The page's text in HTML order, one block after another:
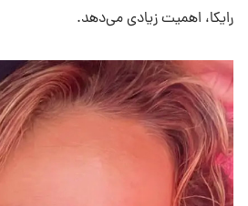
رایکا، اهمیت زیادی می‌دهد.